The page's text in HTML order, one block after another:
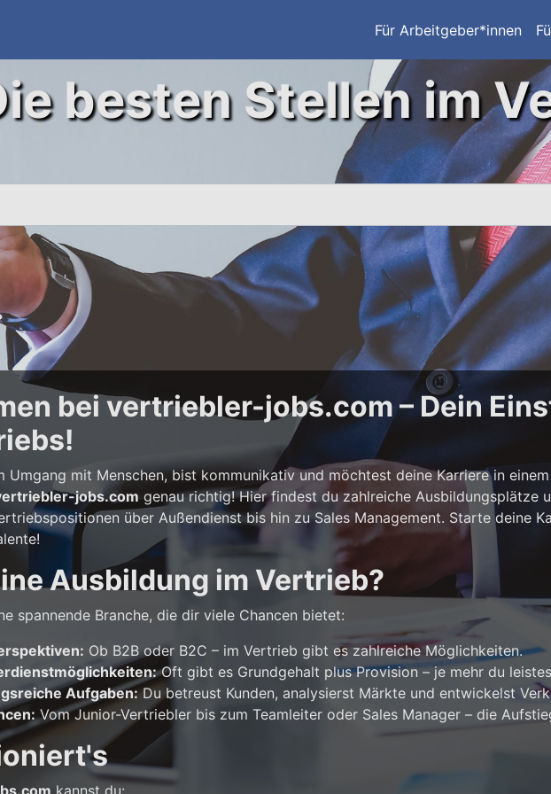
Für Arbeitgeber*innen
besten Stellen im
bei vertriebler-jobs.com – Dein
Umgang mit Menschen, bist kommunikativ und möchtest deine Karriere in
jobs.com genau richtig! Hier findest du zahlreiche Ausbildungsplätze
über Außendienst bis hin zu Sales Management. Starte deine
Ausbildung im Vertrieb?
spannende Branche, die dir viele Chancen bietet:
Ob B2B oder B2C – im Vertrieb gibt es zahlreiche Möglichkeiten.
Oft gibt es Grundgehalt plus Provision – je mehr du
Aufgaben:Du betreust Kunden, analysierst Märkte und entwickelst
Vom Junior-Vertriebler bis zum Teamleiter oder Sales Manager – die